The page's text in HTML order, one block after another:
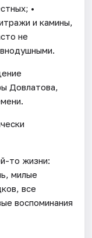
•
и камины,
не
Довлатова,
то жизни:
милые
все
воспоминания